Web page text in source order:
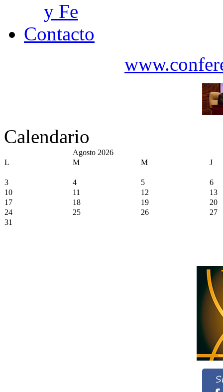
y Fe
Contacto
Calendario
Agosto 2026
L
M M J
3 4 5
6
10
11 12
13
17
18 19
20
24
25 26
27
31